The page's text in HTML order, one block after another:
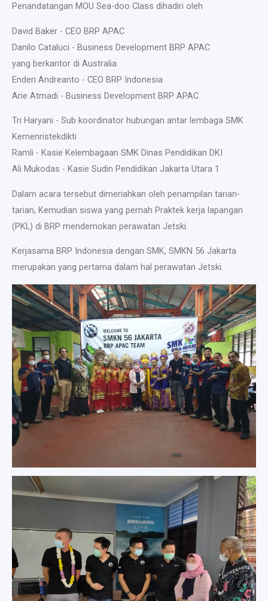
Penandatangan MOU Sea-doo Class dihadiri oleh
David Baker - CEO BRP APAC
Danilo Cataluci - Business Development BRP APAC
yang berkantor di Australia.
Enderi Andreanto - CEO BRP Indonesia
Arie Atmadi - Business Development BRP APAC
Tri Haryani - Sub koordinator hubungan antar lembaga SMK
Kemenristekdikti
Ramli - Kasie Kelembagaan SMK Dinas Pendidikan DKI
Ali Mukodas - Kasie Sudin Pendidikan Jakarta Utara 1
Dalam acara tersebut dimeriahkan oleh penampilan tarian-
tarian, Kemudian siswa yang pernah Praktek kerja lapangan
(PKL) di BRP mendemokan perawatan Jetski.
Kerjasama BRP Indonesia dengan SMK, SMKN 56 Jakarta
merupakan yang pertama dalam hal perawatan Jetski.